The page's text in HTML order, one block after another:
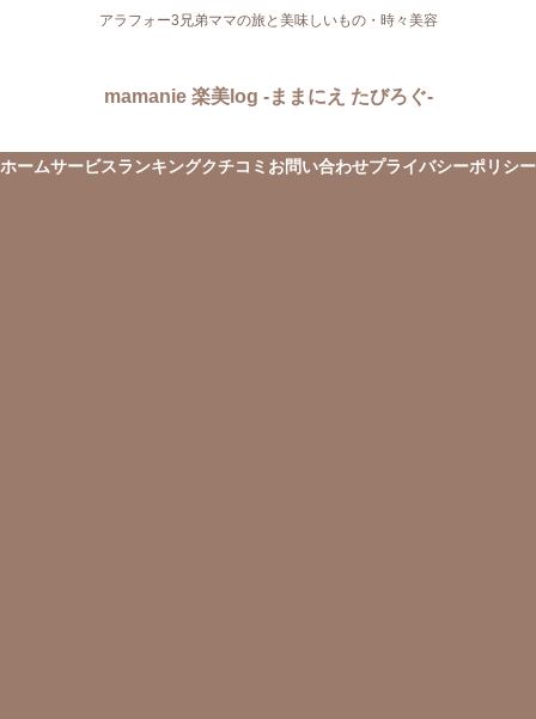
アラフォー3兄弟ママの旅と美味しいもの・時々美容
mamanie 楽美log -ままにえ たびろぐ-
ホームサービスランキングクチコミ お問い合わせプライバシーポリシー